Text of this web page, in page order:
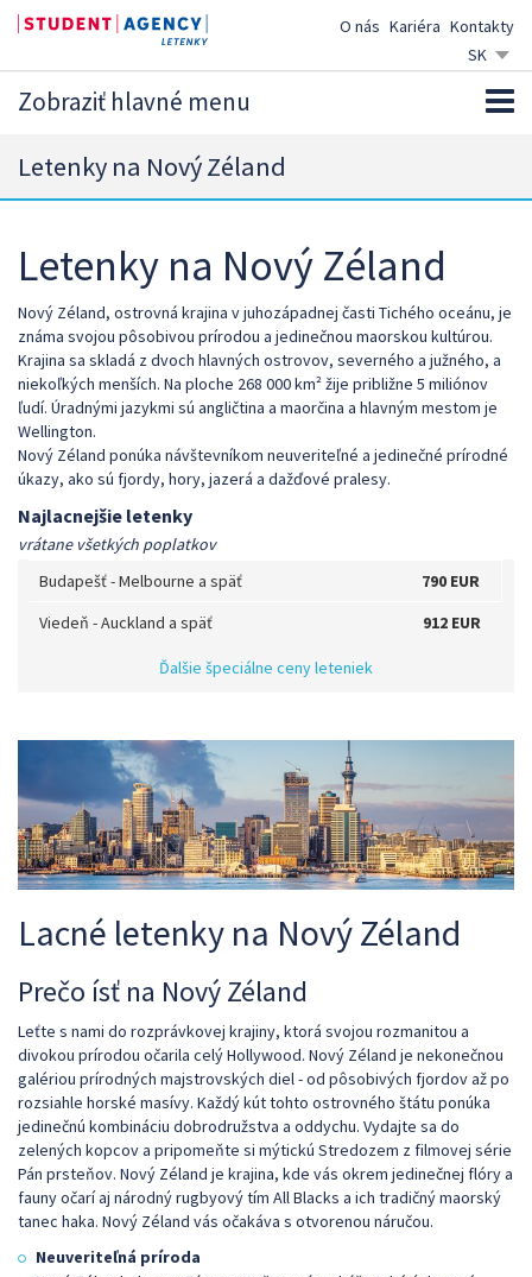
SK
CZ
O nás Kariéra Kontakty
Zobraziť hlavné menu
Letenky na Nový Zéland
Letenky na Nový Zéland
Nový Zéland, ostrovná krajina v juhozápadnej časti Tichého oceánu, je
známa svojou pôsobivou prírodou a jedinečnou maorskou kultúrou.
Krajina sa skladá z dvoch hlavných ostrovov, severného a južného, a
niekoľkých menších. Na ploche 268 000 km² žije približne 5 miliónov
ľudí. Úradnými jazykmi sú angličtina a maorčina a hlavným mestom je
Wellington.
Nový Zéland ponúka návštevníkom neuveriteľné a jedinečné prírodné
úkazy, ako sú fjordy, hory, jazerá a dažďové pralesy.
Najlacnejšie letenky
vrátane všetkých poplatkov
Budapešť-Melbourne a späť
790 EUR
Viedeň -Auckland a späť 912 EUR
Ďalšie špeciálne ceny leteniek
Lacné letenky na Nový Zéland
Prečo ísť na Nový Zéland
Leťte s nami do rozprávkovej krajiny, ktorá svojou rozmanitou a
divokou prírodou očarila celý Hollywood. Nový Zéland je nekonečnou
galériou prírodných majstrovských diel - od pôsobivých fjordov až po
rozsiahle horské masívy. Každý kút tohto ostrovného štátu ponúka
jedinečnú kombináciu dobrodružstva a oddychu. Vydajte sa do
zelených kopcov a pripomeňte si mýtickú Stredozem z filmovej série
Pán prsteňov. Nový Zéland je krajina, kde vás okrem jedinečnej flóry a
fauny očarí aj národný rugbyový tím All Blacks a ich tradičný maorský
tanec haka. Nový Zéland vás očakáva s otvorenou náručou.
Neuveriteľná príroda